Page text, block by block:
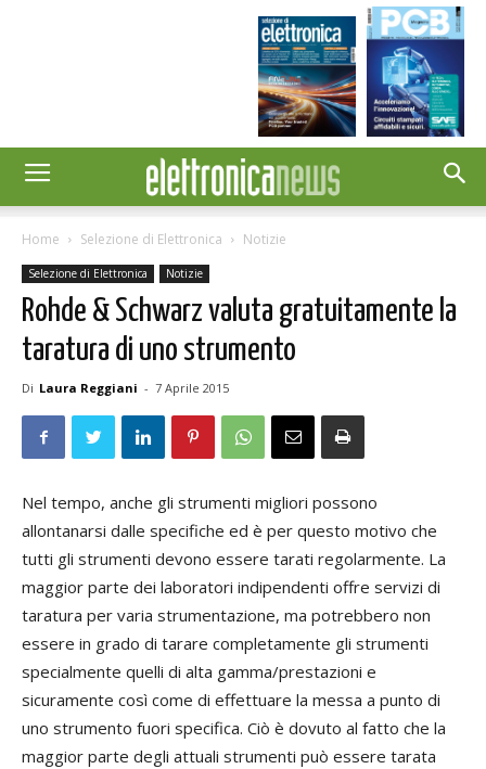
Home Selezione di Elettronica Notizie
Selezione di Elettronica Notizie
Rohde & Schwarz valuta gratuitamente la
taratura di uno strumento
Di Laura Reggiani - 7 Aprile 2015
Nel tempo, anche gli strumenti migliori possono
allontanarsi dalle specifiche ed è per questo motivo che
tutti gli strumenti devono essere tarati regolarmente. La
maggior parte dei laboratori indipendenti offre servizi di
taratura per varia strumentazione, ma potrebbero non
essere in grado di tarare completamente gli strumenti
specialmente quelli di alta gamma/prestazioni e
sicuramente così come di effettuare la messa a punto di
uno strumento fuori specifica. Ciò è dovuto al fatto che la
maggior parte degli attuali strumenti può essere tarata